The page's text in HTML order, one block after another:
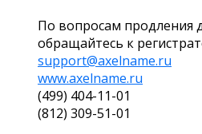
По вопросам продления
обращайтесь к
support@axelname.ru
www.axelname.ru
(499) 404-11-01
(812) 309-51-01